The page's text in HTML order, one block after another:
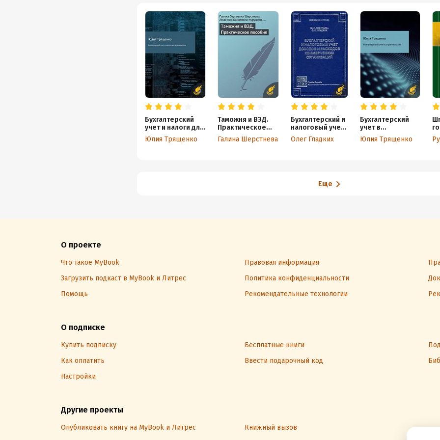
Бухгалтерский
учет и налоги для
руководителя
Юлия Трященко
Таможня и ВЭД.
Практическое
пособие
Галина Шерстнева
Бухгалтерский и
налоговый учет
доходов и
расходов
Олег Гладких
Бухгалтерский
учет в
строительстве
Юлия Трященко
Еще
О проекте
Что такое MyBook Правовая информация
Загрузить подкаст в MyBook и Литрес
Политика конфиденциальности
Помощь
Рекомендательные технологии
О подписке
Купить подписку Бесплатные книги
Как оплатить
Ввести подарочный код
Настройки
Другие проекты
Опубликовать книгу на MyBook и Литрес Книжный вызов